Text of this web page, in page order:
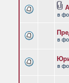
в
в
в